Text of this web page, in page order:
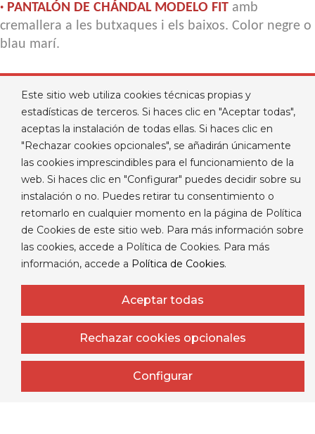
· PANTALÓN DE CHÁNDAL MODELO FIT amb
cremallera a les butxaques i els baixos. Color negre o
blau marí.
Pedir presupuesto
Concretar una visita
Este sitio web utiliza cookies técnicas propias y
estadísticas de terceros. Si haces clic en "Aceptar todas",
aceptas la instalación de todas ellas. Si haces clic en
"Rechazar cookies opcionales", se añadirán únicamente
las cookies imprescindibles para el funcionamiento de la
web. Si haces clic en "Configurar" puedes decidir sobre su
instalación o no. Puedes retirar tu consentimiento o
retomarlo en cualquier momento en la página de Política
de Cookies de este sitio web. Para más información sobre
las cookies, accede a Política de Cookies. Para más
información, accede a Política de Cookies.
Aceptar todas
Rechazar cookies opcionales
Configurar